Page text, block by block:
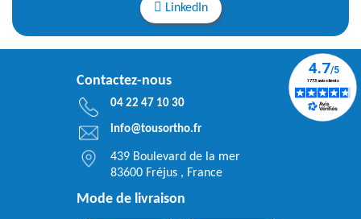
LinkedIn
Contactez-nous
04 22 47 10 30
info@tousortho.fr
439 Boulevard de la mer
83600 Fréjus , France
Mode de livraison